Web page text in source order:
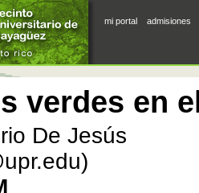
mi portal admisiones
verdes en
De Jesús